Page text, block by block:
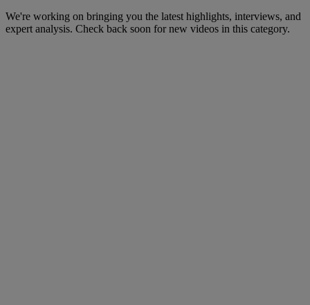
We're working on bringing you the latest highlights, interviews, and
expert analysis. Check back soon for new videos in this category.